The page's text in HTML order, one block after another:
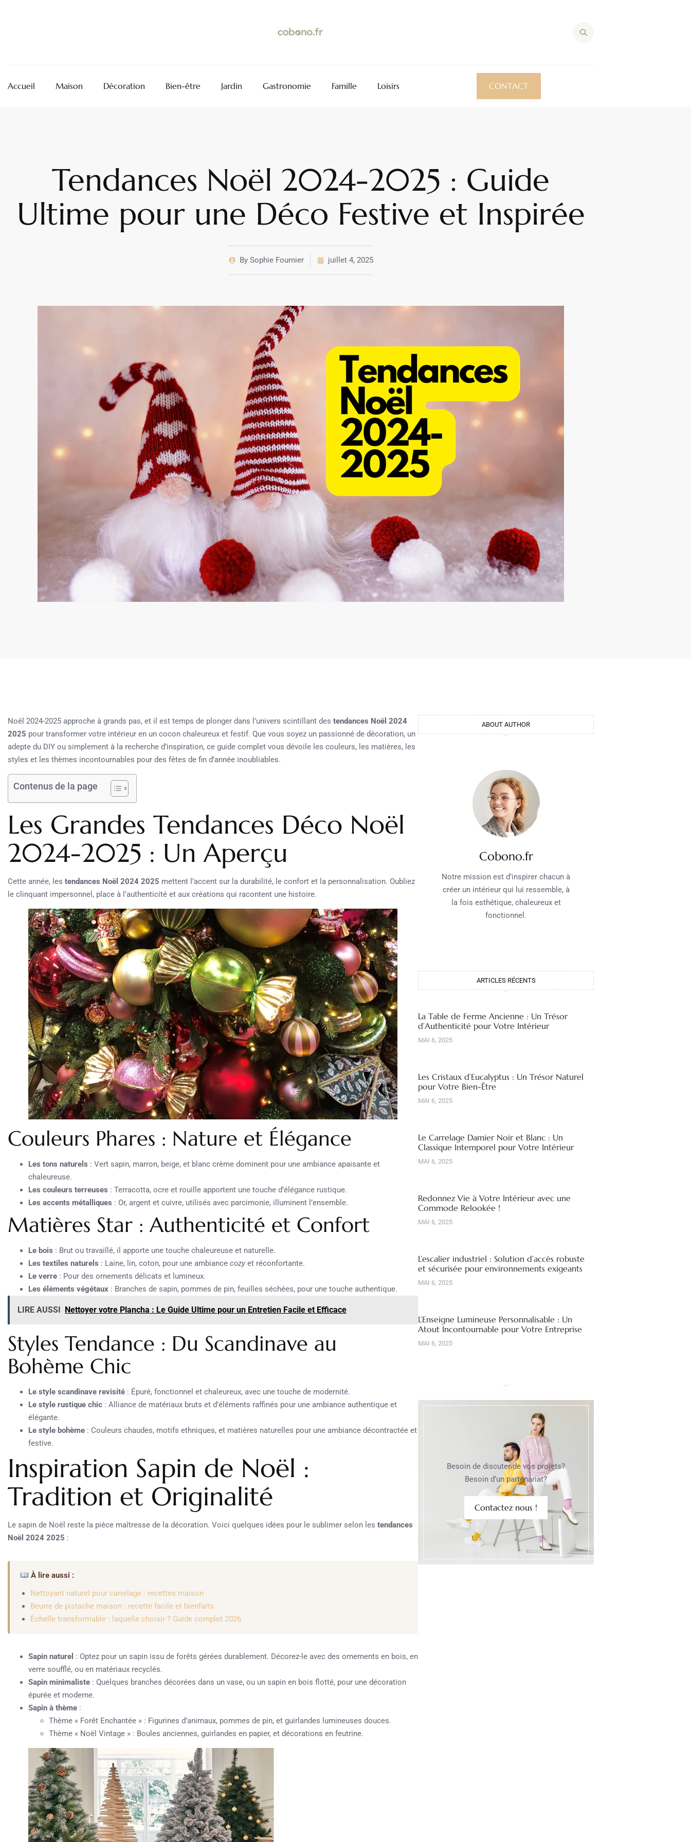
Accueil Maison Décoration Bien-être Jardin Gastronomie Famille Loisirs CONTACT
Tendances Noël 2024-2025 : Guide
Ultime pour une Déco Festive et Inspirée
BySophie Fournier juillet 4, 2025
Noël 2024-2025 approche à grands pas, et il est temps de plonger dans l’univers scintillant des tendances Noël 2024
2025 pour transformer votre intérieur en un cocon chaleureux et festif. Que vous soyez un passionné de décoration, un
adepte du DIY ou simplement à la recherche d’inspiration, ce guide complet vous dévoile les couleurs, les matières, les
styles et les thèmes incontournables pour des fêtes de fin d’année inoubliables.
Contenus de la page
Les Grandes Tendances Déco Noël
2024-2025 : Un Aperçu
Cette année, les tendances Noël 2024 2025 mettent l’accent sur la durabilité, le confort et la personnalisation. Oubliez
le clinquant impersonnel, place à l’authenticité et aux créations qui racontent une histoire.
Couleurs Phares : Nature et Élégance
Les tons naturels : Vert sapin, marron, beige, et blanc crème dominent pour une ambiance apaisante et
chaleureuse.
Les couleurs terreuses : Terracotta, ocre et rouille apportent une touche d’élégance rustique.
Les accents métalliques : Or, argent et cuivre, utilisés avec parcimonie, illuminent l’ensemble.
Matières Star : Authenticité et Confort
Le bois : Brut ou travaillé, il apporte une touche chaleureuse et naturelle.
Les textiles naturels : Laine, lin, coton, pour une ambiance cozy et réconfortante.
Le verre : Pour des ornements délicats et lumineux.
Les éléments végétaux : Branches de sapin, pommes de pin, feuilles séchées, pour une touche authentique.
LIRE AUSSI Nettoyer votre Plancha : Le Guide Ultime pour un Entretien Facile et Efficace
Styles Tendance : Du Scandinave au
Bohème Chic
Le style scandinave revisité : Épuré, fonctionnel et chaleureux, avec une touche de modernité.
Le style rustique chic : Alliance de matériaux bruts et d’éléments raffinés pour une ambiance authentique et
élégante.
Le style bohème : Couleurs chaudes, motifs ethniques, et matières naturelles pour une ambiance décontractée et
festive.
Inspiration Sapin de Noël :
Tradition et Originalité
Le sapin de Noël reste la pièce maîtresse de la décoration. Voici quelques idées pour le sublimer selon les tendances
Noël 2024 2025 :
À lire aussi :
Nettoyant naturel pour carrelage : recettes maison
Beurre de pistache maison : recette facile et bienfaits
Échelle transformable : laquelle choisir ? Guide complet 2026
Sapin naturel : Optez pour un sapin issu de forêts gérées durablement. Décorez-le avec des ornements en bois, en
verre soufflé, ou en matériaux recyclés.
Sapin minimaliste : Quelques branches décorées dans un vase, ou un sapin en bois flotté, pour une décoration
épurée et moderne.
Sapin à thème :
Thème « Forêt Enchantée » : Figurines d’animaux, pommes de pin, et guirlandes lumineuses douces.
Thème « Noël Vintage » : Boules anciennes, guirlandes en papier, et décorations en feutrine.
ABOUT AUTHOR
Cobono.fr
Notre mission est d’inspirer chacun à
créer un intérieur qui lui ressemble, à
la fois esthétique, chaleureux et
fonctionnel.
ARTICLES RÉCENTS
La Table de Ferme Ancienne : Un Trésor
d’Authenticité pour Votre Intérieur
MAI 6, 2025
Les Cristaux d’Eucalyptus : Un Trésor Naturel
pour Votre Bien-Être
MAI 6, 2025
Le Carrelage Damier Noir et Blanc : Un
Classique Intemporel pour Votre Intérieur
MAI 6, 2025
Redonnez Vie à Votre Intérieur avec une
Commode Relookée !
MAI 6, 2025
L’escalier industriel : Solution d’accès robuste
et sécurisée pour environnements exigeants
MAI 6, 2025
L’Enseigne Lumineuse Personnalisable : Un
Atout Incontournable pour Votre Entreprise
MAI 6, 2025
Besoin de discuter de vos projets?
Besoin d’un partenariat?
Contactez nous !